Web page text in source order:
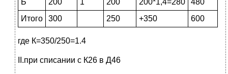
Б
200 1 200 200*1,4=280
480
Итого
300 250 +350 600
где К=350/250=1.4
II.при списании с К26 в Д46